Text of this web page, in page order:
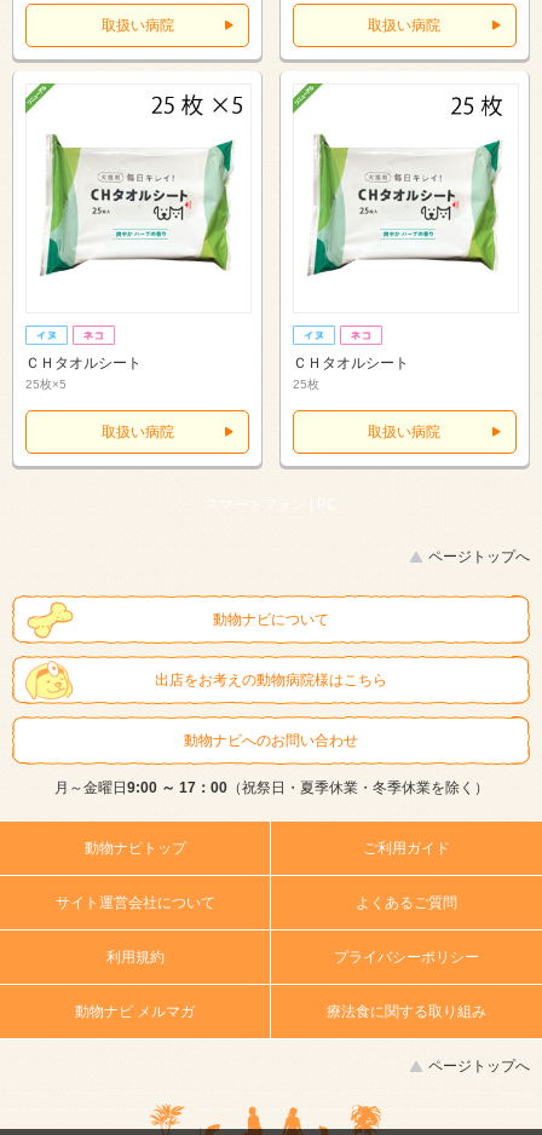
取扱い病院 取扱い病院
ＣＨタオルシート
25枚×5
取扱い病院
ＣＨタオルシート
25枚
取扱い病院
スマートフォン | PC
ページトップへ
動物ナビについて
出店をお考えの動物病院様はこちら
動物ナビへのお問い合わせ
月～金曜日9:00 ～ 17：00（祝祭日・夏季休業・冬季休業を除く）
動物ナビトップ ご利用ガイド
サイト運営会社について よくあるご質問
利用規約 プライバシーポリシー
動物ナビ メルマガ 療法食に関する取り組み
ページトップへ